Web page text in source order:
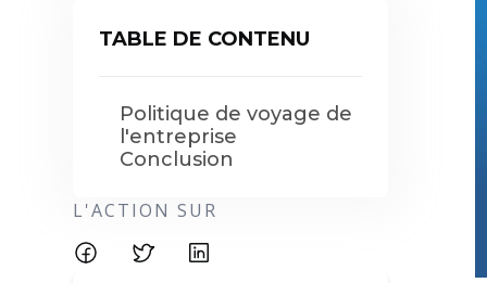
TABLE DE CONTENU
Politique de voyage de
l'entreprise
Conclusion
L'ACTION SUR